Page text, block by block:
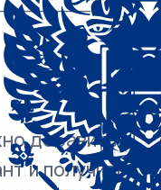
добавить в
и получить